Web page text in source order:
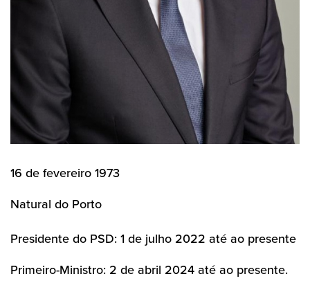
16 de fevereiro 1973
Natural do Porto
Presidente do PSD: 1 de julho 2022 até ao presente
Primeiro-Ministro: 2 de abril 2024 até ao presente.